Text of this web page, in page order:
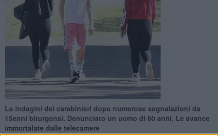
Le indagini dei carabinieri dopo numerose segnalazioni da
15enni biturgensi. Denunciato un uomo di 60 anni. Le avance
immortalate dalle telecamere